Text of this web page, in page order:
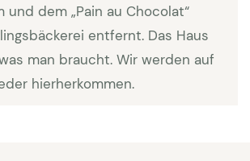
und ein Schlafzimmer hat
Badezimmer vorhanden wovon
gehört.
und dem „Pain au Chocolat“
entfernt. Das Haus
man braucht. Wir werden auf
hierherkommen.